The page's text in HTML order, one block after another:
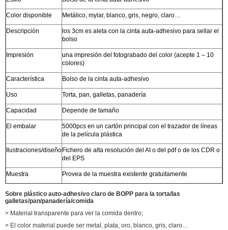
Color disponible Metálico, mylar, blanco, gris, negro, claro…
Descripción
los 3cm es aleta con la cinta auta-adhesivo para sellar el
bolso
Impresión
una impresión del fotograbado del color (acepte 1 – 10
colores)
Característica Bolso de la cinta auta-adhesivo
Uso Torta, pan, galletas, panadería
Capacidad Depende de tamaño
El embalar
5000pcs en un cartón principal con el trazador de líneas
de la película plástica
Ilustraciones/diseñoFichero de alta resolución del AI o del pdf o de los CDR o
del EPS
Muestra Provea de la muestra existente gratuitamente
Certificado SGS/STR/ALCANCE/Rohs
Modificado para
requisitos
particulares
El estilo modificado para requisitos particulares,
estructura, material, tamaño, diseño, embalando es
agradable
Sobre plástico auto-adhesivo claro de BOPP para la torta/las
galletas/pan/panadería/comida
> Material transparente para ver la comida dentro;
> El color material puede ser metal, plata, oro, blanco, gris, claro…